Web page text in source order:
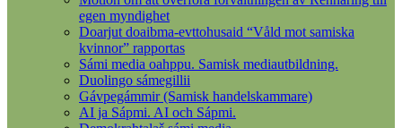
egen myndighet
Doarjut doaibma-evttohusaid “Våld mot samiska
kvinnor” rapportas
Sámi media oahppu. Samisk mediautbildning.
Duolingo sámegillii
Gávpegámmir (Samisk handelskammare)
AI ja Sápmi. AI och Sápmi.